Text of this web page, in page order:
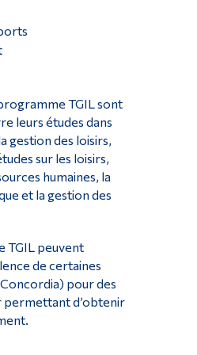
TGIL sont
leurs études dans
gestion des loisirs,
sur les loisirs,
humaines, la
et la gestion des
TGIL peuvent
de certaines
pour des
permettant d’obtenir